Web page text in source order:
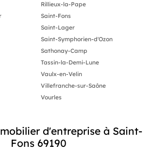
Rillieux-la-Pape
Saint-Fons
Saint-Lager
Saint-Symphorien-d'Ozon
Sathonay-Camp
Tassin-la-Demi-Lune
Vaulx-en-Velin
Villefranche-sur-Saône
Vourles
d'entreprise à Saint-
Fons 69190